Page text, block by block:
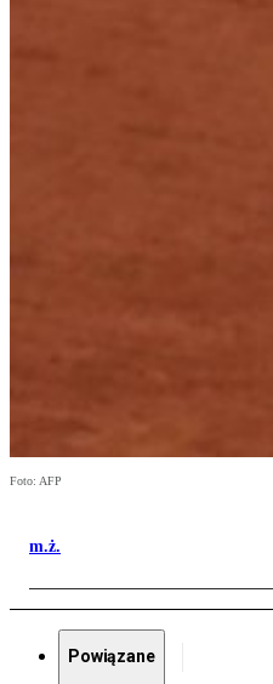
Foto: AFP
m.ż.
Powiązane